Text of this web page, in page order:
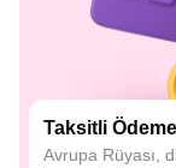
Taksitli
Avrupa Rüyası,